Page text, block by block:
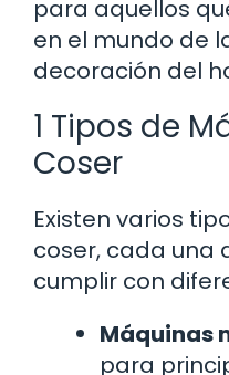
para aquellos
en el mundo de
decoración del
1 Tipos de
Coser
Existen varios
coser, cada una
cumplir con
Máquinas
para